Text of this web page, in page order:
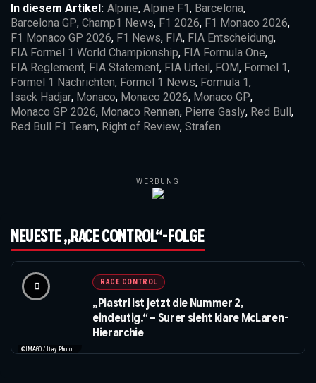
In diesem Artikel: Alpine, Alpine F1, Barcelona,
Barcelona GP, Champ1 News, F1 2026, F1 Monaco 2026,
F1 Monaco GP 2026, F1 News, FIA, FIA Entscheidung,
FIA Formel 1 World Championship, FIA Formula One,
FIA Reglement, FIA Statement, FIA Urteil, FOM, Formel 1,
Formel 1 Nachrichten, Formel 1 News, Formula 1,
Isack Hadjar, Monaco, Monaco 2026, Monaco GP,
Monaco GP 2026, Monaco Rennen, Pierre Gasly, Red Bull,
Red Bull F1 Team, Right of Review, Strafen
WERBUNG
NEUESTE „RACE CONTROL“-FOLGE
RACE CONTROL
„Piastri ist jetzt die Nummer 2,
eindeutig.“ – Surer sieht klare McLaren-
Hierarchie